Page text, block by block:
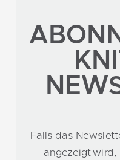
Falls das
angezeigt wird,